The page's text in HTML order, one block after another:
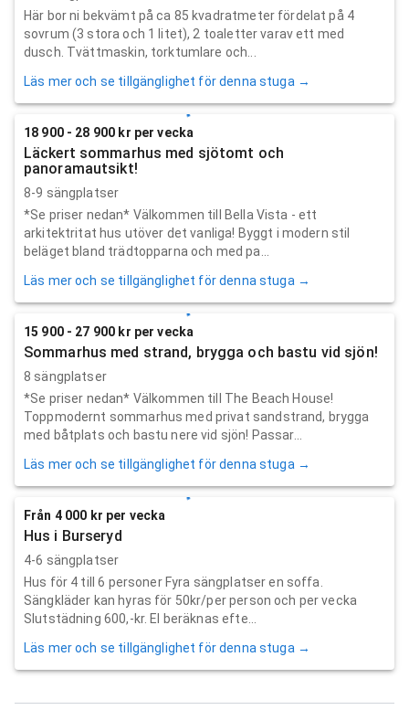
Här bor ni bekvämt på ca 85 kvadratmeter fördelat på 4
sovrum (3 stora och 1 litet), 2 toaletter varav ett med
dusch. Tvättmaskin, torktumlare och...
Läs mer och se tillgänglighet för denna stuga →
18 900 - 28 900 kr per vecka
Läckert sommarhus med sjötomt och
panoramautsikt!
8-9 sängplatser
*Se priser nedan* Välkommen till Bella Vista - ett
arkitektritat hus utöver det vanliga! Byggt i modern stil
beläget bland trädtopparna och med pa...
Läs mer och se tillgänglighet för denna stuga →
15 900 - 27 900 kr per vecka
Sommarhus med strand, brygga och bastu vid sjön!
8 sängplatser
*Se priser nedan* Välkommen till The Beach House!
Toppmodernt sommarhus med privat sandstrand, brygga
med båtplats och bastu nere vid sjön! Passar...
Läs mer och se tillgänglighet för denna stuga →
Från 4 000 kr per vecka
Hus i Burseryd
4-6 sängplatser
Hus för 4 till 6 personer Fyra sängplatser en soffa.
Sängkläder kan hyras för 50kr/per person och per vecka
Slutstädning 600,-kr. El beräknas efte...
Läs mer och se tillgänglighet för denna stuga →